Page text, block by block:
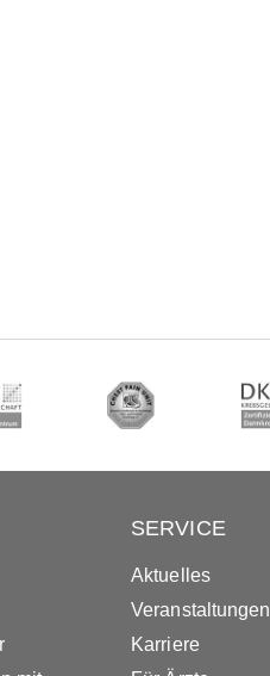
SERVICE
Aktuelles
Veranstaltungen
Karriere